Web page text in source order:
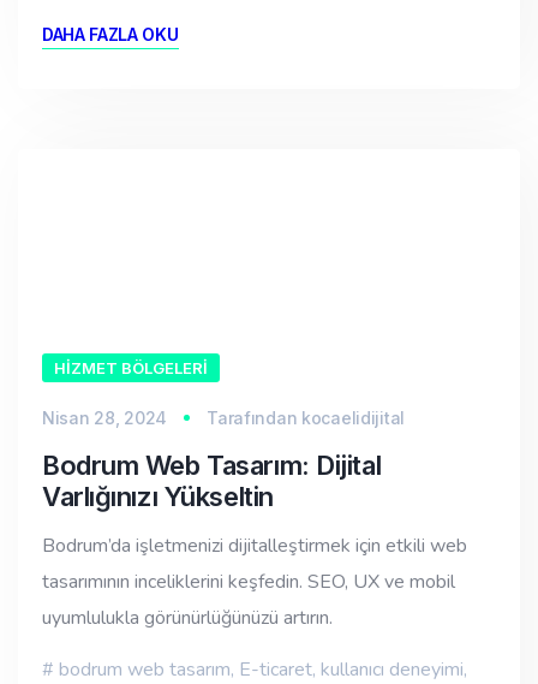
DAHA FAZLA OKU
HIZMET BÖLGELERI
Nisan 28, 2024 Tarafından kocaelidijital
Bodrum Web Tasarım: Dijital
Varlığınızı Yükseltin
Bodrum’da işletmenizi dijitalleştirmek için etkili web
tasarımının inceliklerini keşfedin. SEO, UX ve mobil
uyumlulukla görünürlüğünüzü artırın.
bodrum web tasarım, E-ticaret, kullanıcı deneyimi,